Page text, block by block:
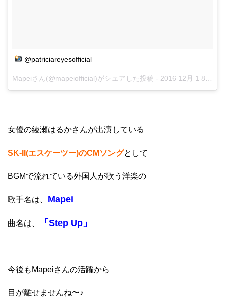
@patriciareyesofficial
Mapeiさん(@mapeiofficial)がシェアした投稿 - 2016 12月 1 8:52午後 PST
女優の綾瀬はるかさんが出演している
SK-II(エスケーツー)のCMソングとして
BGMで流れている外国人が歌う洋楽の
歌手名は、 Mapei
曲名は、 「Step Up」
今後もMapeiさんの活躍から
目が離せませんね〜♪